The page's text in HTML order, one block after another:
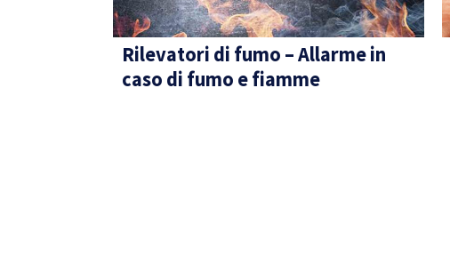
Rilevatori di fumo – Allarme in
caso di fumo e fiamme